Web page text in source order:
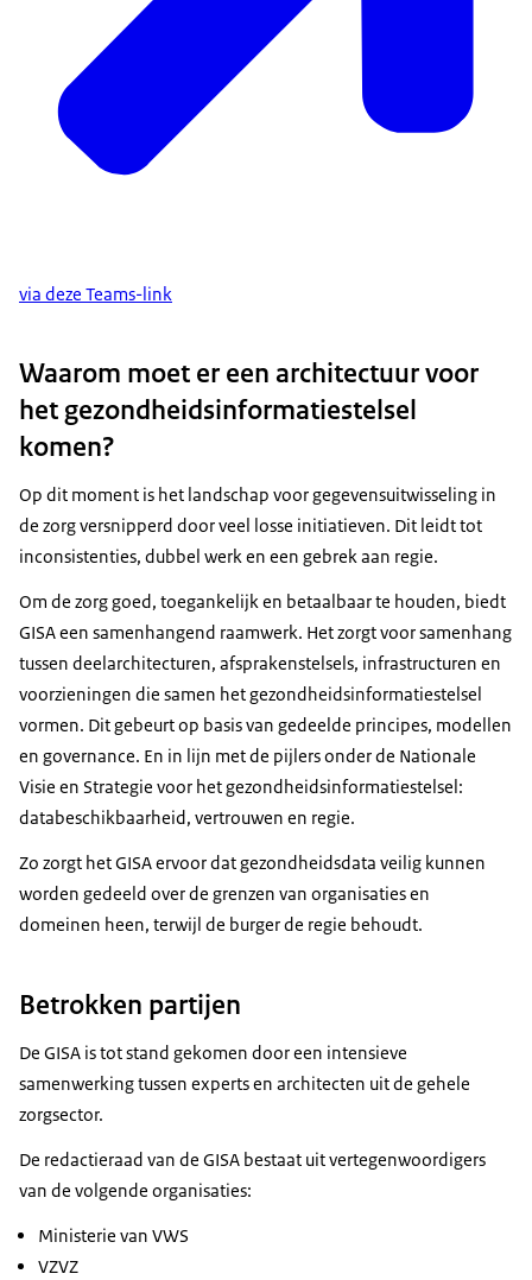
via deze Teams-link
Waarom moet er een architectuur voor
het gezondheidsinformatiestelsel
komen?
Op dit moment is het landschap voor gegevensuitwisseling in
de zorg versnipperd door veel losse initiatieven. Dit leidt tot
inconsistenties, dubbel werk en een gebrek aan regie.
Om de zorg goed, toegankelijk en betaalbaar te houden, biedt
GISA een samenhangend raamwerk. Het zorgt voor samenhang
tussen deelarchitecturen, afsprakenstelsels, infrastructuren en
voorzieningen die samen het gezondheidsinformatiestelsel
vormen. Dit gebeurt op basis van gedeelde principes, modellen
en governance. En in lijn met de pijlers onder de Nationale
Visie en Strategie voor het gezondheidsinformatiestelsel:
databeschikbaarheid, vertrouwen en regie.
Zo zorgt het GISA ervoor dat gezondheidsdata veilig kunnen
worden gedeeld over de grenzen van organisaties en
domeinen heen, terwijl de burger de regie behoudt.
Betrokken partijen
De GISA is tot stand gekomen door een intensieve
samenwerking tussen experts en architecten uit de gehele
zorgsector.
De redactieraad van de GISA bestaat uit vertegenwoordigers
van de volgende organisaties:
Ministerie van VWS
VZVZ